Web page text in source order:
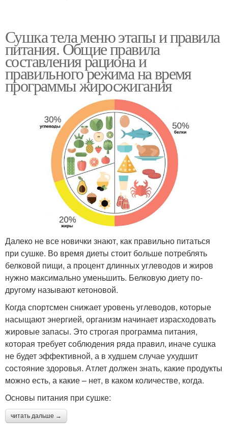
Сушка тела меню этапы и правила
питания. Общие правила
составления рациона и
правильного режима на время
программы жиросжигания
Далеко не все новички знают, как правильно питаться
при сушке. Во время диеты стоит больше потреблять
белковой пищи, а процент длинных углеводов и жиров
нужно максимально уменьшить. Белковую диету по-
другому называют кетоновой.
Когда спортсмен снижает уровень углеводов, которые
насыщают энергией, организм начинает израсходовать
жировые запасы. Это строгая программа питания,
которая требует соблюдения ряда правил, иначе сушка
не будет эффективной, а в худшем случае ухудшит
состояние здоровья. Атлет должен знать, какие продукты
можно есть, а какие – нет, в каком количестве, когда.
Основы питания при сушке:
читать дальше →